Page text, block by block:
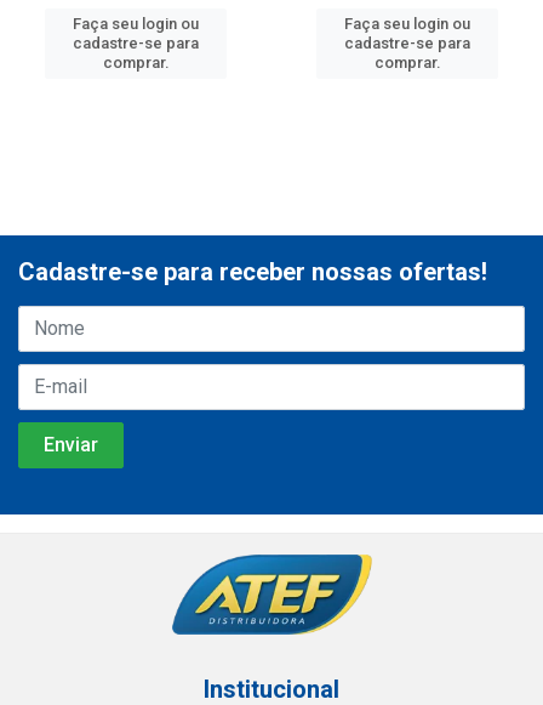
Faça seu login ou
cadastre-se para
comprar.
Faça seu login ou
cadastre-se para
comprar.
Cadastre-se para receber nossas ofertas!
Institucional